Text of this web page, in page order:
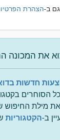
ב-הצהרת
חדשות
הסוחרים
מילת החיפוש
ב-הקטגוריות